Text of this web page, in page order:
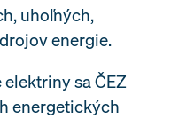
uhoľných,
energie.
sa ČEZ
energetických